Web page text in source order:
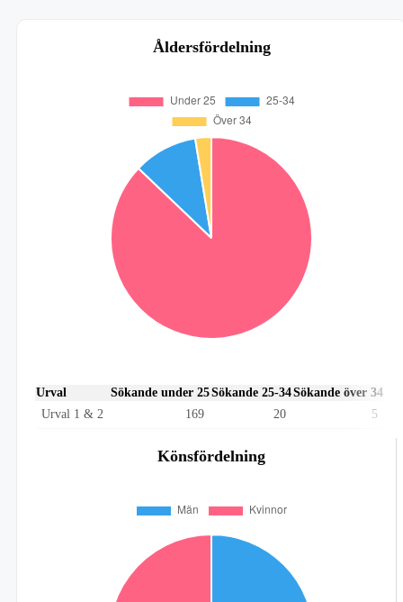
Åldersfördelning
Urval Sökande under 25Sökande 25-34Sökande över 34
Urval 1 & 2
169 20 5
Könsfördelning